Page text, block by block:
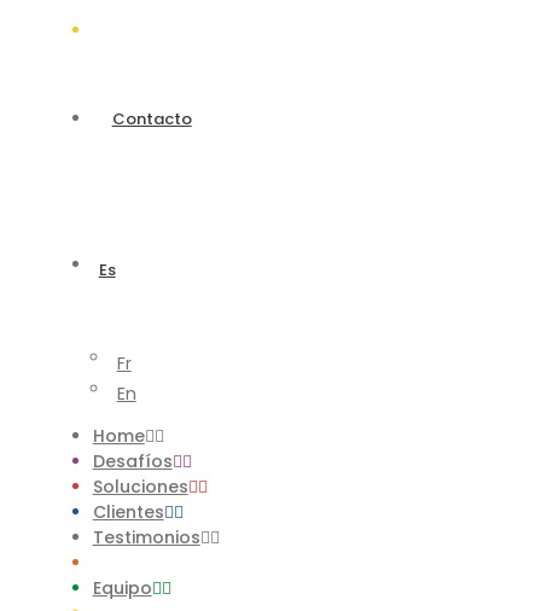
Contacto
Es
Fr
En
Home
Desafíos
Soluciones
Clientes
Testimonios
Equipo